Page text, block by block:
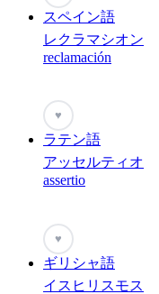
スペイン語
レクラマシオン
reclamación
♥
ラテン語
アッセルティオ
assertio
♥
ギリシャ語
イスヒリスモス